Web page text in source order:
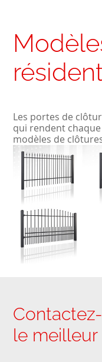
Les portes de
qui rendent
modèles de
le